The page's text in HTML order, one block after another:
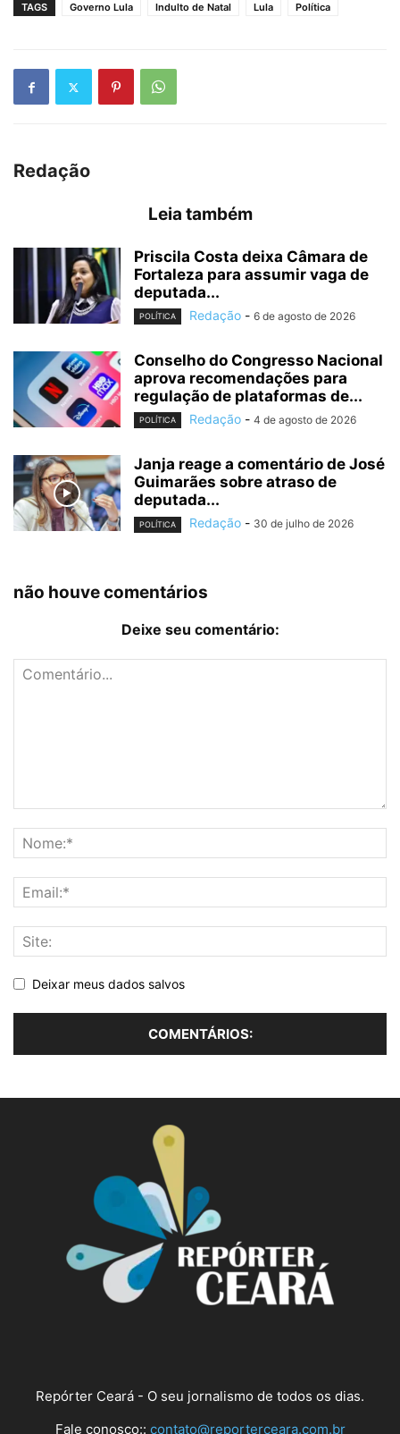
TAGS Governo Lula Indulto de Natal Lula Política
Redação
Leia também
Priscila Costa deixa Câmara de
Fortaleza para assumir vaga de
deputada...
POLÍTICA Redação - 6 de agosto de 2026
Conselho do Congresso Nacional
aprova recomendações para
regulação de plataformas de...
POLÍTICA Redação - 4 de agosto de 2026
Janja reage a comentário de José
Guimarães sobre atraso de
deputada...
POLÍTICA Redação - 30 de julho de 2026
não houve comentários
Deixe seu comentário:
Deixar meus dados salvos
Repórter Ceará - O seu jornalismo de todos os dias.
Fale conosco:: contato@reporterceara.com.br